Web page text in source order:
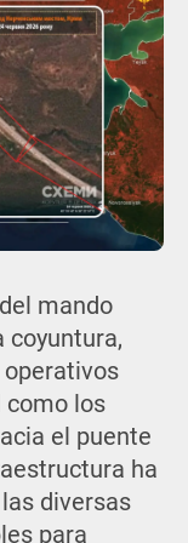
mando
coyuntura,
como los
el puente
ha
diversas
para